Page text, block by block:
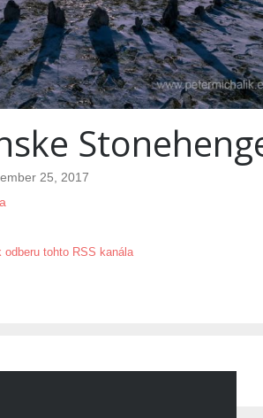
25, 2017
odberu tohto RSS kanála